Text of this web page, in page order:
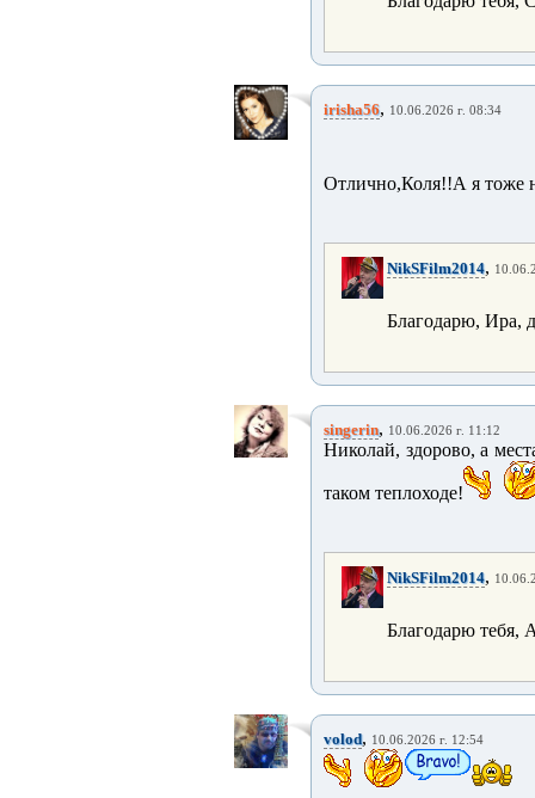
irisha56, 10.06.2026 г. 08:34
Отлично,Коля!!А я тоже
NikSFilm2014,
Благодарю, Ира,
singerin, 10.06.2026 г. 11:12
Николай, здорово, а
таком теплоходе!
NikSFilm2014,
Благодарю тебя,
volod, 10.06.2026 г. 12:54